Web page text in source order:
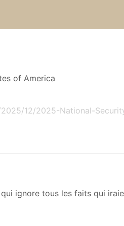
of America
12/2025-National-
ignore tous les faits qui